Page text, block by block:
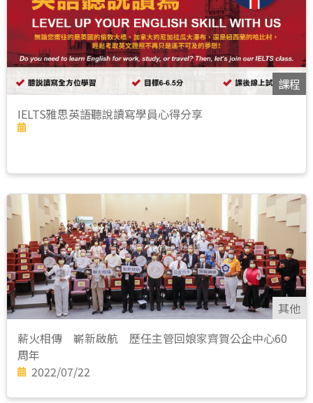
課程
IELTS雅思英語聽說讀寫學員心得分享
其他
薪火相傳 嶄新啟航 歷任主管回娘家齊賀公企中心60
周年
2022/07/22